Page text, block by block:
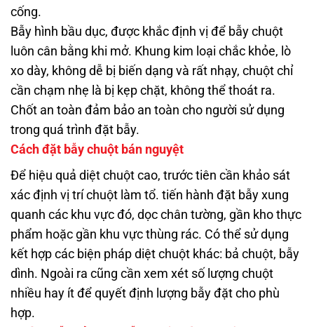
cống.
Bẫy hình bầu dục, được khắc định vị để bẫy chuột
luôn cân bằng khi mở. Khung kim loại chắc khỏe, lò
xo dày, không dễ bị biến dạng và rất nhạy, chuột chỉ
cần chạm nhẹ là bị kẹp chặt, không thể thoát ra.
Chốt an toàn đảm bảo an toàn cho người sử dụng
trong quá trình đặt bẫy.
Cách đặt bẫy chuột bán nguyệt
Để hiệu quả diệt chuột cao, trước tiên cần khảo sát
xác định vị trí chuột làm tổ. tiến hành đặt bẫy xung
quanh các khu vực đó, dọc chân tường, gần kho thực
phẩm hoặc gần khu vực thùng rác. Có thể sử dụng
kết hợp các biện pháp diệt chuột khác: bả chuột, bẫy
dình. Ngoài ra cũng cần xem xét số lượng chuột
nhiều hay ít để quyết định lượng bẫy đặt cho phù
hợp.